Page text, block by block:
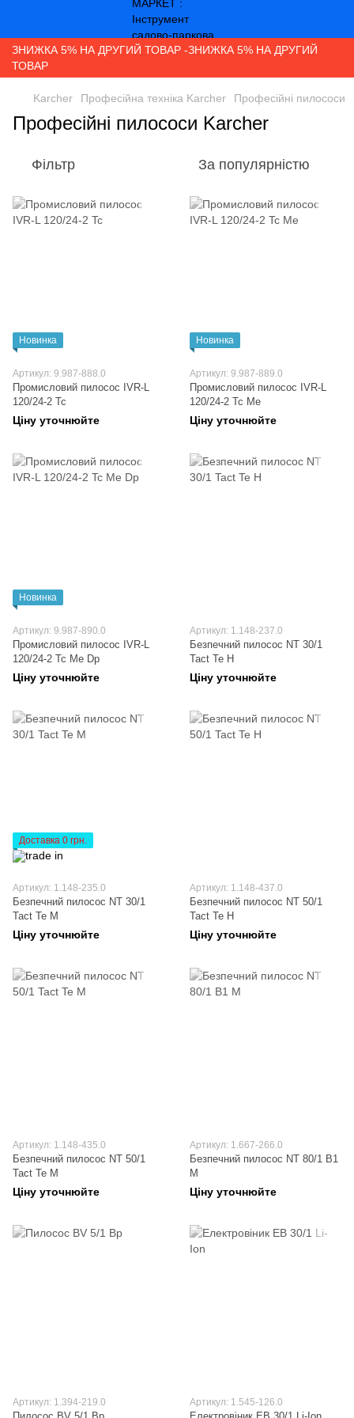
ЗНИЖКА 5% НА ДРУГИЙ ТОВАР -ЗНИЖКА 5% НА ДРУГИЙ
ТОВАР
Karcher Професійна техніка Karcher Професійні пилососи
Професійні пилососи Karcher
Фільтр За популярністю
Новинка
Артикул: 9.987-888.0
Промисловий пилосос IVR-L
120/24-2 Tc
Ціну уточнюйте
Новинка
Артикул: 9.987-889.0
Промисловий пилосос IVR-L
120/24-2 Tc Me
Ціну уточнюйте
Новинка
Артикул: 9.987-890.0
Промисловий пилосос IVR-L
120/24-2 Tc Me Dp
Ціну уточнюйте
Артикул: 1.148-237.0
Безпечний пилосос NT 30/1
Tact Te H
Ціну уточнюйте
Доставка 0 грн.
Артикул: 1.148-235.0
Безпечний пилосос NT 30/1
Tact Te M
Ціну уточнюйте
Артикул: 1.148-437.0
Безпечний пилосос NT 50/1
Tact Te H
Ціну уточнюйте
Артикул: 1.148-435.0
Безпечний пилосос NT 50/1
Tact Te M
Ціну уточнюйте
Артикул: 1.667-266.0
Безпечний пилосос NT 80/1 B1
M
Ціну уточнюйте
Артикул: 1.394-219.0 Артикул: 1.545-126.0